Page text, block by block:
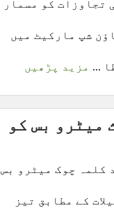
تجاوزات کو مسمار
شپ مارکیٹ میں
... مزید پڑھیں
میٹرو بس کو
کلمہ چوک میٹرو بس
کے مطابق تیز